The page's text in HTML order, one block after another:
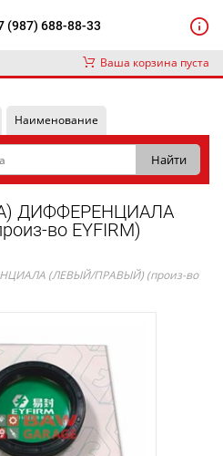
(987) 688-88-33
Ваша корзина пуста
Наименование
ДИФФЕРЕНЦИАЛА
во EYFIRM)
(ЛЕВЫЙ/ПРАВЫЙ) (произ-во